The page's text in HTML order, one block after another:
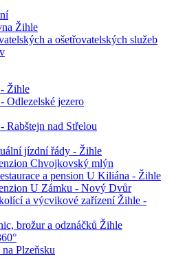
Žihle
a ošetřovatelských služeb
Žihle
Odlezelské jezero
Rabštejn nad Střelou
jízdní řády - Žihle
Chvojkovský mlýn
a pension U Kiliána - Žihle
U Zámku - Nový Dvůr
a výcvikové zařízení Žihle -
brožur a odznáčků Žihle
Plzeňsku